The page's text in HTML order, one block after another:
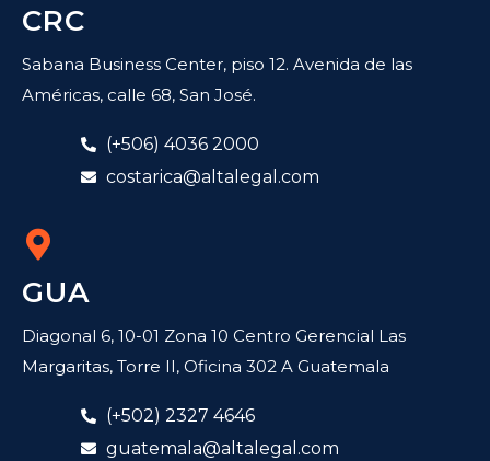
CRC
Sabana Business Center, piso 12. Avenida de las
Américas, calle 68, San José.
(+506) 4036 2000
costarica@altalegal.com
GUA
Diagonal 6, 10-01 Zona 10 Centro Gerencial Las
Margaritas, Torre II, Oficina 302 A Guatemala
(+502) 2327 4646
guatemala@altalegal.com